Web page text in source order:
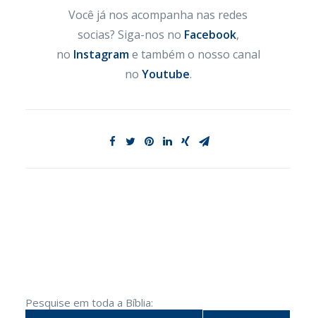
Você já nos acompanha nas redes
socias? Siga-nos no Facebook,
no Instagrame também o nosso canal
no Youtube.
Pesquise em toda a Bíblia: